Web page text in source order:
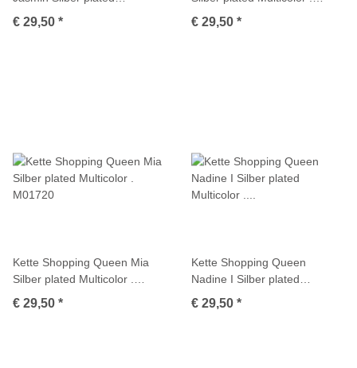
Multicolor . M01738
€ 29,50 *
M01721
€ 29,50 *
Kette Shopping Queen Mia
Silber plated Multicolor .
M01720
€ 29,50 *
Kette Shopping Queen
Nadine I Silber plated
Multicolor . M01726
€ 29,50 *